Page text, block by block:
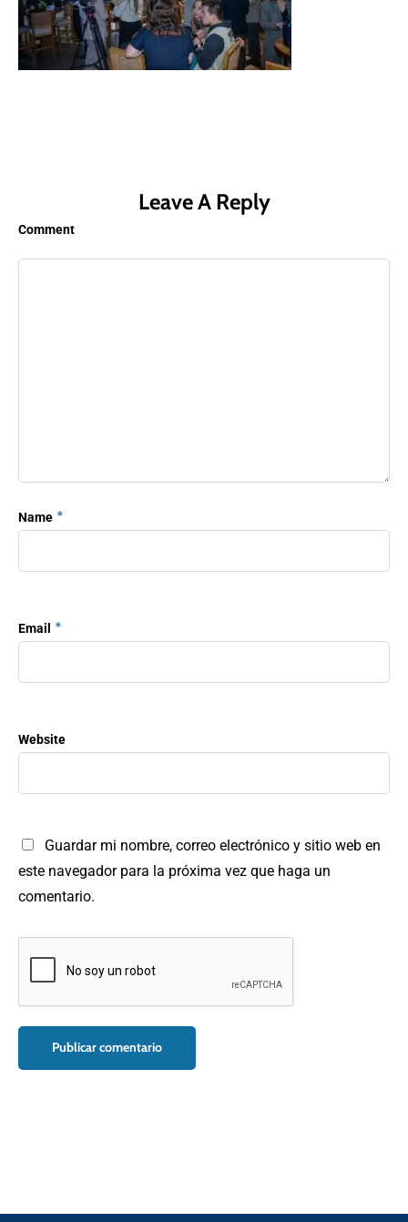
Leave A Reply
Comment
Name *
Email *
Website
Guardar mi nombre, correo electrónico y sitio web en
este navegador para la próxima vez que haga un
comentario.